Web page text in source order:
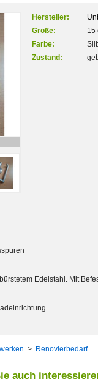
Hersteller:
Größe:
15
Farbe:
Zustand:
Edelstahl. Mit
> Renovierbedarf
auch